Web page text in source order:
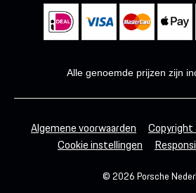
Alle genoemde prijzen zijn
Algemene voorwaarden Copyright
Cookie instellingen
© 2026 Porsche